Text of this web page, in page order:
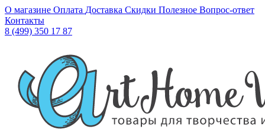
О магазине Оплата Доставка Скидки Полезное Вопрос-ответ
Контакты
8 (499) 350 17 87